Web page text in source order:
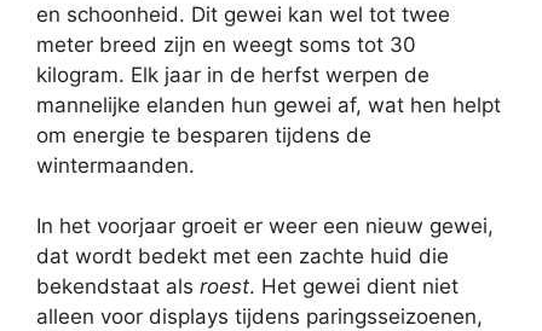
en schoonheid. Dit gewei kan wel tot twee
meter breed zijn en weegt soms tot 30
kilogram. Elk jaar in de herfst werpen de
mannelijke elanden hun gewei af, wat hen helpt
om energie te besparen tijdens de
wintermaanden.
In het voorjaar groeit er weer een nieuw gewei,
dat wordt bedekt met een zachte huid die
bekendstaat als roest. Het gewei dient niet
alleen voor displays tijdens paringsseizoenen,